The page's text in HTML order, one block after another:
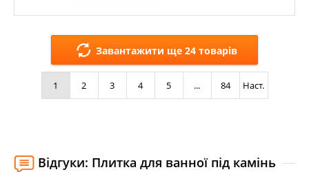
Розміри: 1200х1200х9; 600х1200х9;
Стилі: Під камінь;
Завантажити ще 24 товарів
1 2 3 4 5 ... 84 Наст.
Відгуки: Плитка для ванної під камінь